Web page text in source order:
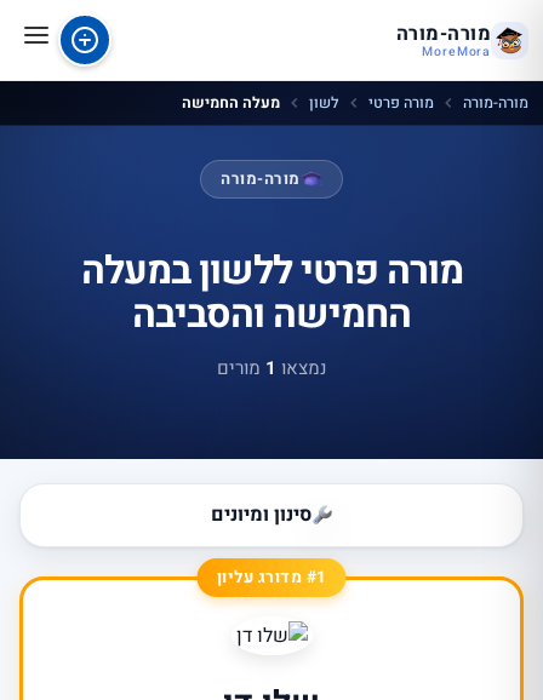
מורה-מורה
MoreMora
מורה-מורה מורה פרטי לשון מעלה החמישה
מורה-מורה
מורה פרטי ללשון במעלה
החמישה והסביבה
נמצאו 1 מורים
סינון ומיונים
#1 מדורג עליון